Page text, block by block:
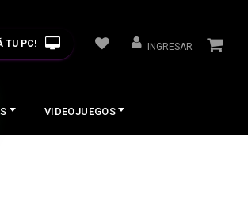
TU PC! INGRESAR
VIDEOJUEGOS